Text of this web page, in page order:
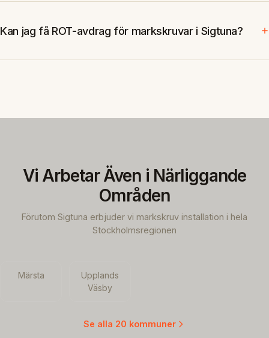
Kan jag få ROT-avdrag för markskruvar i Sigtuna?
Vi Arbetar Även i Närliggande
Områden
Förutom Sigtuna erbjuder vi markskruv installation i hela
Stockholmsregionen
Märsta
Upplands
Väsby
Se alla 20 kommuner